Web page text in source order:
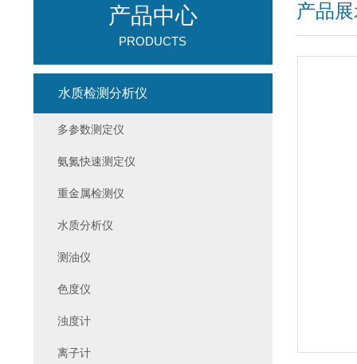
产品
产品中心
PRODUCTS
水质检测分析仪
多参数测定仪
氨氮快速测定仪
重金属检测仪
水质分析仪
测油仪
色度仪
浊度计
离子计